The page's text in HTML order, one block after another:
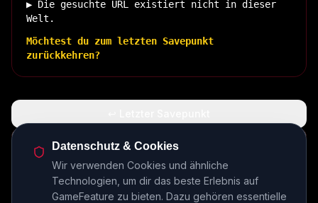
▶ Die gesuchte URL existiert nicht in dieser
Welt.
Möchtest du zum letzten Savepunkt
zurückkehren?
🏠 Zurück zur Basis
INSERT COIN TO CONTINUE...
Datenschutz & Cookies
Wir verwenden Cookies und ähnliche
Technologien, um dir das beste Erlebnis auf
GameFeature zu bieten. Dazu gehören essentielle